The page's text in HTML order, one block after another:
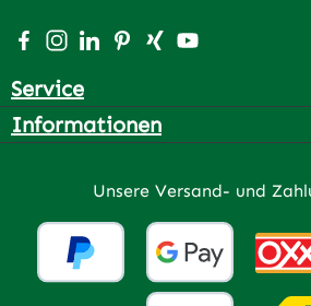
Besuche uns auf Facebook –
Schau auf Instagram vorbei –
Vernetze dich mit uns auf
Lass dich auf
Vernetze dich mit
Sieh dir unsere
Service
Informationen
Unsere Versand- und